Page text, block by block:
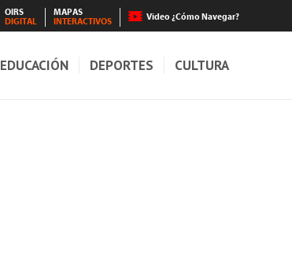
OIRS
DIGITAL
MAPAS
INTERACTIVOS
Video ¿Cómo Navegar?
EDUCACIÓN DEPORTES CULTURA